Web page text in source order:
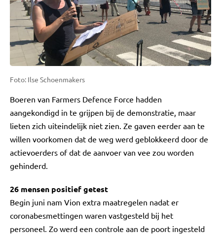
Foto: Ilse Schoenmakers
Boeren van Farmers Defence Force hadden
aangekondigd in te grijpen bij de demonstratie, maar
lieten zich uiteindelijk niet zien. Ze gaven eerder aan te
willen voorkomen dat de weg werd geblokkeerd door de
actievoerders of dat de aanvoer van vee zou worden
gehinderd.
26 mensen positief getest
Begin juni nam Vion extra maatregelen nadat er
coronabesmettingen waren vastgesteld bij het
personeel. Zo werd een controle aan de poort ingesteld